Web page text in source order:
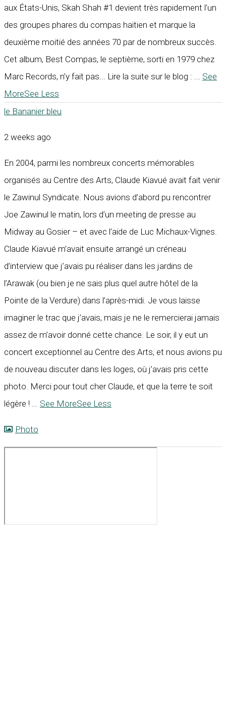
aux États-Unis, Skah Shah #1 devient très rapidement l’un
des groupes phares du compas haïtien et marque la
deuxième moitié des années 70 par de nombreux succès.
Cet album, Best Compas, le septième, sorti en 1979 chez
Marc Records, n’y fait pas... Lire la suite sur le blog : ... See
MoreSee Less
le Bananier bleu
2 weeks ago
En 2004, parmi les nombreux concerts mémorables
organisés au Centre des Arts, Claude Kiavué avait fait venir
le Zawinul Syndicate. Nous avions d’abord pu rencontrer
Joe Zawinul le matin, lors d’un meeting de presse au
Midway au Gosier – et avec l’aide de Luc Michaux-Vignes.
Claude Kiavué m’avait ensuite arrangé un créneau
d’interview que j’avais pu réaliser dans les jardins de
l’Arawak (ou bien je ne sais plus quel autre hôtel de la
Pointe de la Verdure) dans l’après-midi. Je vous laisse
imaginer le trac que j’avais, mais je ne le remercierai jamais
assez de m’avoir donné cette chance. Le soir, il y eut un
concert exceptionnel au Centre des Arts, et nous avions pu
de nouveau discuter dans les loges, où j’avais pris cette
photo. Merci pour tout cher Claude, et que la terre te soit
légère ! ... See MoreSee Less
Photo